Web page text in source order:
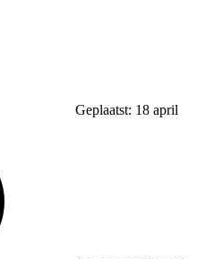
Geplaatst: 18 april